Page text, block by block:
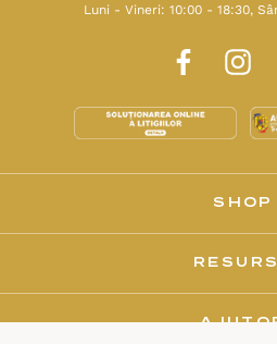
Luni - Vineri: 10:00 - 18:30,
SHOP